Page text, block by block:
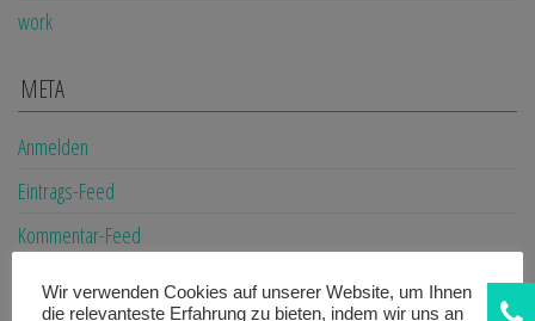
work
META
Anmelden
Eintrags-Feed
Kommentar-Feed
WordPress.org
Wir verwenden Cookies auf unserer Website, um Ihnen
die relevanteste Erfahrung zu bieten, indem wir uns an